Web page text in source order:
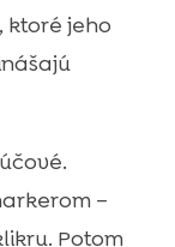
ktoré jeho
–
Potom